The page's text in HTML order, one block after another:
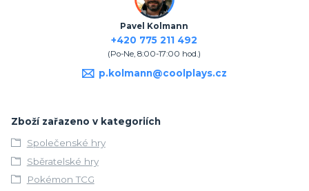
Pavel Kolmann
+420 775 211 492
(Po-Ne, 8:00-17:00 hod.)
p.kolmann@coolplays.cz
Zboží zařazeno v kategoriích
Společenské hry
Sběratelské hry
Pokémon TCG